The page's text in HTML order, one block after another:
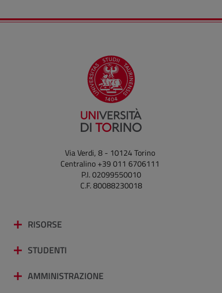
Via Verdi, 8 - 10124 Torino
Centralino +39 011 6706111
P.I. 02099550010
C.F. 80088230018
RISORSE
STUDENTI
AMMINISTRAZIONE